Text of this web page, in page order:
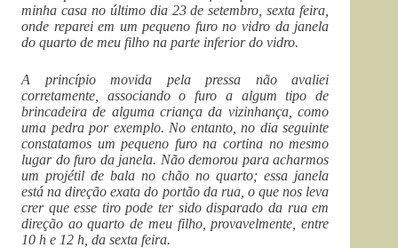
minha casa no último dia 23 de setembro, sexta feira,
onde reparei em um pequeno furo no vidro da janela
do quarto de meu filho na parte inferior do vidro.
A princípio movida pela pressa não avaliei
corretamente, associando o furo a algum tipo de
brincadeira de alguma criança da vizinhança, como
uma pedra por exemplo. No entanto, no dia seguinte
constatamos um pequeno furo na cortina no mesmo
lugar do furo da janela. Não demorou para acharmos
um projétil de bala no chão no quarto; essa janela
está na direção exata do portão da rua, o que nos leva
crer que esse tiro pode ter sido disparado da rua em
direção ao quarto de meu filho, provavelmente, entre
10 h e 12 h, da sexta feira.